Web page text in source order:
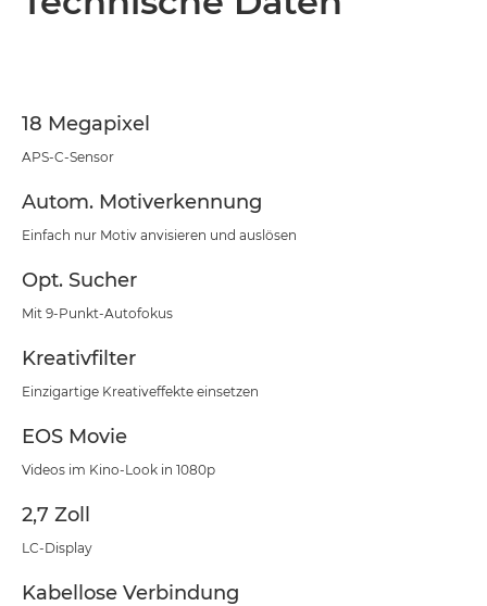
18 Megapixel
APS-C-Sensor
Autom. Motiverkennung
Einfach nur Motiv anvisieren und auslösen
Opt. Sucher
Mit 9-Punkt-Autofokus
Kreativfilter
Einzigartige Kreativeffekte einsetzen
EOS Movie
Videos im Kino-Look in 1080p
2,7 Zoll
LC-Display
Kabellose Verbindung